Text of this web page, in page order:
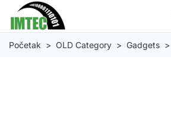
Početak OLD Category Gadgets